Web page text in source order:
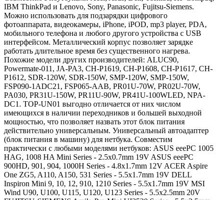
IBM ThinkPad и Lenovo, Sony, Panasonic, Fujitsu-Siemens.
Можно использовать для подзарядки цифрового
фотоаппарата, видеокамеры, iPhone, iPOD, mp3 player, PDA,
мобильного телефона и любого другого устройства с USB
интерфейсом. Металлический корпус позволяет зарядке
работать длительное время без существенного нагрева.
Похожие модели других производителей: ALUC90,
Powermate-011, JA-PA3, CH-P1619, CH-P1608, CH-P1617, CH-
P1612, SDR-120W, SDR-150W, SMP-120W, SMP-150W,
FSP090-1ADC21, FSP065-AAB, PR01U-70W, PR02U-70W,
PA030, PR31U-150W, PR11U-90W, PR41U-100WLED, NPA-
DC1. TOP-UN01 выгодно отличается от них числом
имеющихся в наличии переходников и большей выходной
мощностью, что позволяет назвать этот блок питания
действительно универсальным. Универсальный автоадаптер
(блок питания в машину) для нетбука. Совместим
практически с любыми моделями нетбуков: ASUS eeePC 1005
HAG, 1008 HA Mini Series - 2.5x0.7mm 19V ASUS eeePC
900HD, 901, 904, 1000H Series - 4.8x1.7mm 12V ACER Aspire
One ZG5, A110, A150, 531 Series - 5.5x1.7mm 19V DELL
Inspiron Mini 9, 10, 12, 910, 1210 Series - 5.5x1.7mm 19V MSI
Wind U90, U100, U115, U120, U123 Series - 5.5x2.5mm 20V